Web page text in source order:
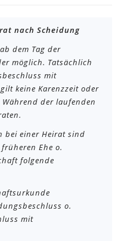
nach Scheidung
dem Tag der
möglich. Tatsächlich
mit
keine Karenzzeit oder
der laufenden
bei einer Heirat sind
Ehe o.
folgende
o.
mit